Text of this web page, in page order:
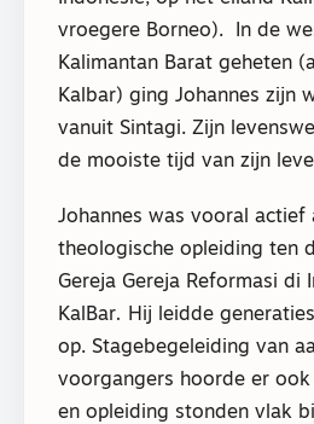
vroegere Borneo).
In de
Kalimantan Barat geheten
Kalbar) ging Johannes zijn
vanuit Sintagi. Zijn
de mooiste tijd van zijn
Johannes was vooral actief
theologische opleiding ten
Gereja Gereja Reformasi di
KalBar.
Hij leidde
op. Stagebegeleiding van
voorgangers hoorde er
en opleiding stonden vlak